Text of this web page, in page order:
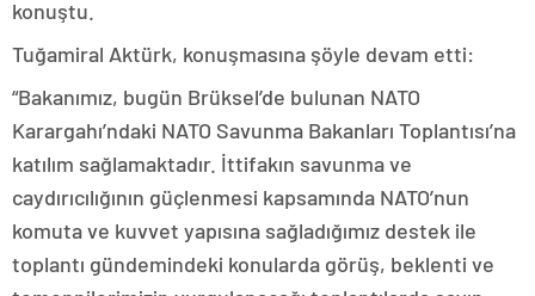
konuştu.
Tuğamiral Aktürk, konuşmasına şöyle devam etti:
“Bakanımız, bugün Brüksel’de bulunan NATO
Karargahı’ndaki NATO Savunma Bakanları Toplantısı’na
katılım sağlamaktadır. İttifakın savunma ve
caydırıcılığının güçlenmesi kapsamında NATO’nun
komuta ve kuvvet yapısına sağladığımız destek ile
toplantı gündemindeki konularda görüş, beklenti ve